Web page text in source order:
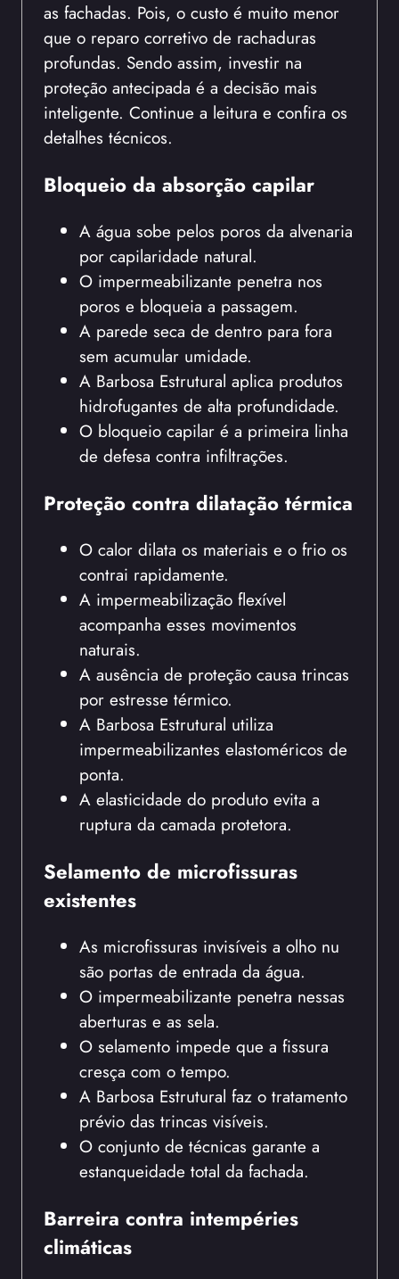
as fachadas. Pois, o custo é muito menor
que o reparo corretivo de rachaduras
profundas. Sendo assim, investir na
proteção antecipada é a decisão mais
inteligente. Continue a leitura e confira os
detalhes técnicos.
Bloqueio da absorção capilar
A água sobe pelos poros da alvenaria
por capilaridade natural.
O impermeabilizante penetra nos
poros e bloqueia a passagem.
A parede seca de dentro para fora
sem acumular umidade.
A Barbosa Estrutural aplica produtos
hidrofugantes de alta profundidade.
O bloqueio capilar é a primeira linha
de defesa contra infiltrações.
Proteção contra dilatação térmica
O calor dilata os materiais e o frio os
contrai rapidamente.
A impermeabilização flexível
acompanha esses movimentos
naturais.
A ausência de proteção causa trincas
por estresse térmico.
A Barbosa Estrutural utiliza
impermeabilizantes elastoméricos de
ponta.
A elasticidade do produto evita a
ruptura da camada protetora.
Selamento de microfissuras
existentes
As microfissuras invisíveis a olho nu
são portas de entrada da água.
O impermeabilizante penetra nessas
aberturas e as sela.
O selamento impede que a fissura
cresça com o tempo.
A Barbosa Estrutural faz o tratamento
prévio das trincas visíveis.
O conjunto de técnicas garante a
estanqueidade total da fachada.
Barreira contra intempéries
climáticas